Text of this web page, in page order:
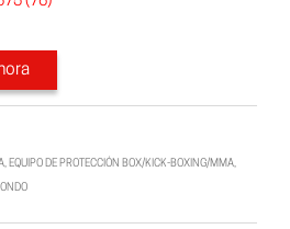
, EQUIPO DE PROTECCIÓN BOX/KICK-BOXING/MMA,